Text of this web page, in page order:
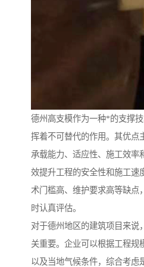
德州高支模作为一种*的支撑
挥着不可替代的作用。其优点
承载能力、适应性、施工效率
效提升工程的安全性和施工速
术门槛高、维护要求高等缺点
时认真评估。
对于德州地区的建筑项目来说
关重要。企业可以根据工程规
以及当地气候条件，综合考虑